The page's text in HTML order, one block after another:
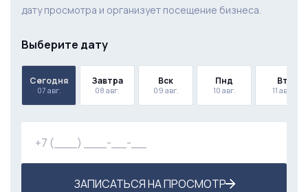
дату просмотра и организует посещение бизнеса.
Выберите дату
Сегодня
07 авг.
Завтра
08 авг.
Вск
09 авг.
Пнд
10 авг.
Вт
11 авг.
ЗАПИСАТЬСЯ НА ПРОСМОТР